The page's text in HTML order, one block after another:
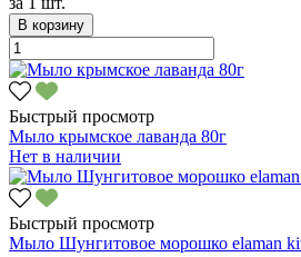
В корзину
Быстрый просмотр
Мыло крымское лаванда 80г
Нет в наличии
Быстрый просмотр
Мыло Шунгитовое морошко elaman